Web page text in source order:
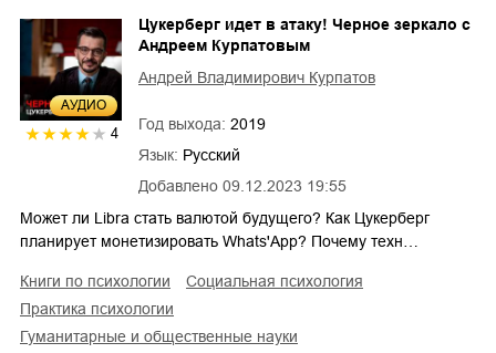
AУДИО
4
Добавлено 09.12.2023 19:55
Цукерберг идет в атаку! Черное зеркало с
Андреем Курпатовым
Андрей Владимирович Курпатов
Год выхода: 2019
Язык: Русский
Может ли Libra стать валютой будущего? Как Цукерберг
планирует монетизировать Whats'App? Почему техн…
книги по психологии
социальная психология
практика психологии
гуманитарные и общественные науки